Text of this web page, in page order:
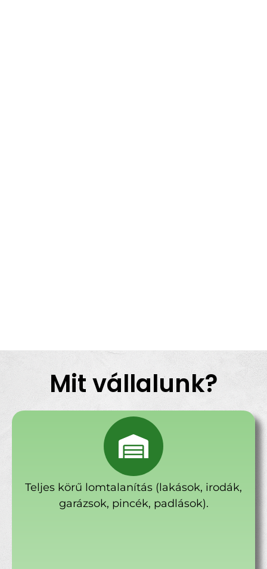
Mit vállalunk?
Teljes körű lomtalanítás (lakások, irodák,
garázsok, pincék, padlások).